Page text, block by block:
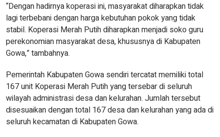
“Dengan hadirnya koperasi ini, masyarakat diharapkan tidak
lagi terbebani dengan harga kebutuhan pokok yang tidak
stabil. Koperasi Merah Putih diharapkan menjadi soko guru
perekonomian masyarakat desa, khususnya di Kabupaten
Gowa,” tambahnya.
Pemerintah Kabupaten Gowa sendiri tercatat memiliki total
167 unit Koperasi Merah Putih yang tersebar di seluruh
wilayah administrasi desa dan kelurahan. Jumlah tersebut
disesuaikan dengan total 167 desa dan kelurahan yang ada di
seluruh kecamatan di Kabupaten Gowa.